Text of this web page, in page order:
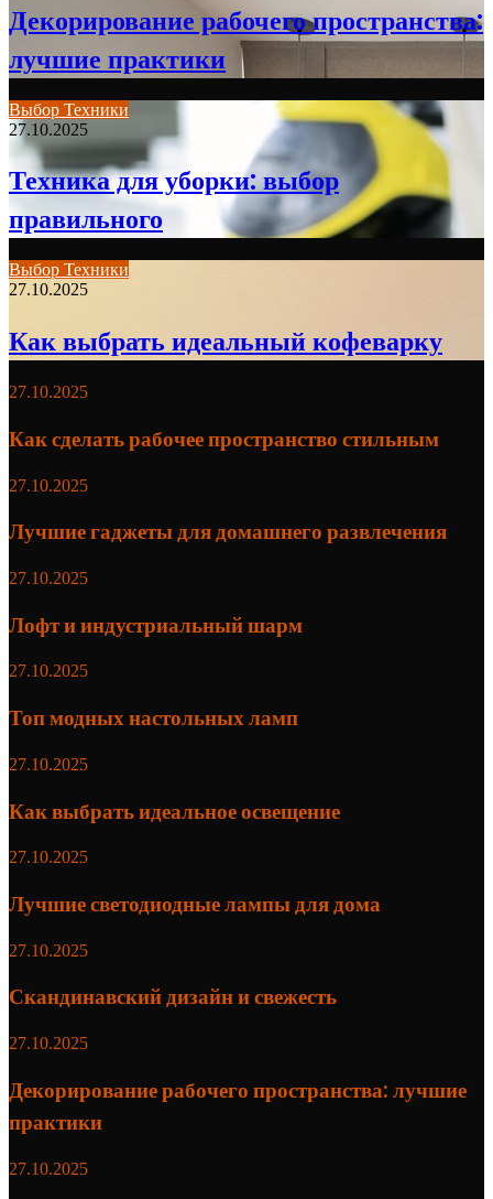
Декорирование рабочего пространства:
лучшие практики
Выбор Техники
27.10.2025
Техника для уборки: выбор
правильного
Выбор Техники
27.10.2025
Как выбрать идеальный кофеварку
27.10.2025
Как сделать рабочее пространство стильным
27.10.2025
Лучшие гаджеты для домашнего развлечения
27.10.2025
Лофт и индустриальный шарм
27.10.2025
Топ модных настольных ламп
27.10.2025
Как выбрать идеальное освещение
27.10.2025
Лучшие светодиодные лампы для дома
27.10.2025
Скандинавский дизайн и свежесть
27.10.2025
Декорирование рабочего пространства: лучшие
практики
27.10.2025